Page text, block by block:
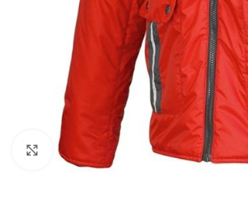
Clicca per ingrandire